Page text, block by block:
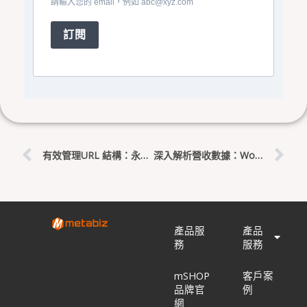
訂閱
有效管理URL 結構：永久連結設定全指南 深入解析營收數據：WordPress購物車收益分析功能詳解
產品服
務
mSHOP
品牌官
網
產品
服務
客戶案
例